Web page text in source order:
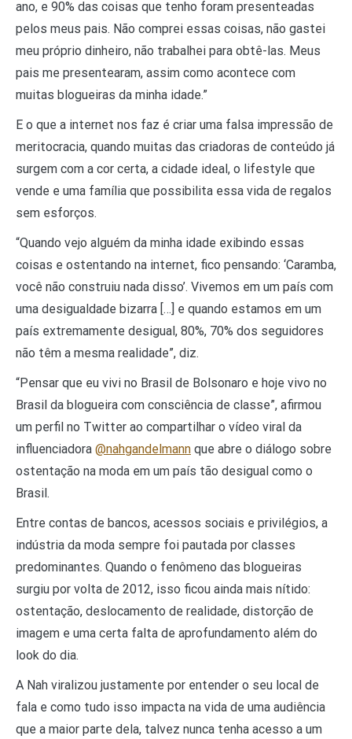
ano, e 90% das coisas que tenho foram presenteadas
pelos meus pais. Não comprei essas coisas, não gastei
meu próprio dinheiro, não trabalhei para obtê-las. Meus
pais me presentearam, assim como acontece com
muitas blogueiras da minha idade.”
E o que a internet nos faz é criar uma falsa impressão de
meritocracia, quando muitas das criadoras de conteúdo já
surgem com a cor certa, a cidade ideal, o lifestyle que
vende e uma família que possibilita essa vida de regalos
sem esforços.
“Quando vejo alguém da minha idade exibindo essas
coisas e ostentando na internet, fico pensando: ‘Caramba,
você não construiu nada disso’. Vivemos em um país com
uma desigualdade bizarra […] e quando estamos em um
país extremamente desigual, 80%, 70% dos seguidores
não têm a mesma realidade”, diz.
“Pensar que eu vivi no Brasil de Bolsonaro e hoje vivo no
Brasil da blogueira com consciência de classe”, afirmou
um perfil no Twitter ao compartilhar o vídeo viral da
influenciadora @nahgandelmann que abre o diálogo sobre
ostentação na moda em um país tão desigual como o
Brasil.
Entre contas de bancos, acessos sociais e privilégios, a
indústria da moda sempre foi pautada por classes
predominantes. Quando o fenômeno das blogueiras
surgiu por volta de 2012, isso ficou ainda mais nítido:
ostentação, deslocamento de realidade, distorção de
imagem e uma certa falta de aprofundamento além do
look do dia.
A Nah viralizou justamente por entender o seu local de
fala e como tudo isso impacta na vida de uma audiência
que a maior parte dela, talvez nunca tenha acesso a um